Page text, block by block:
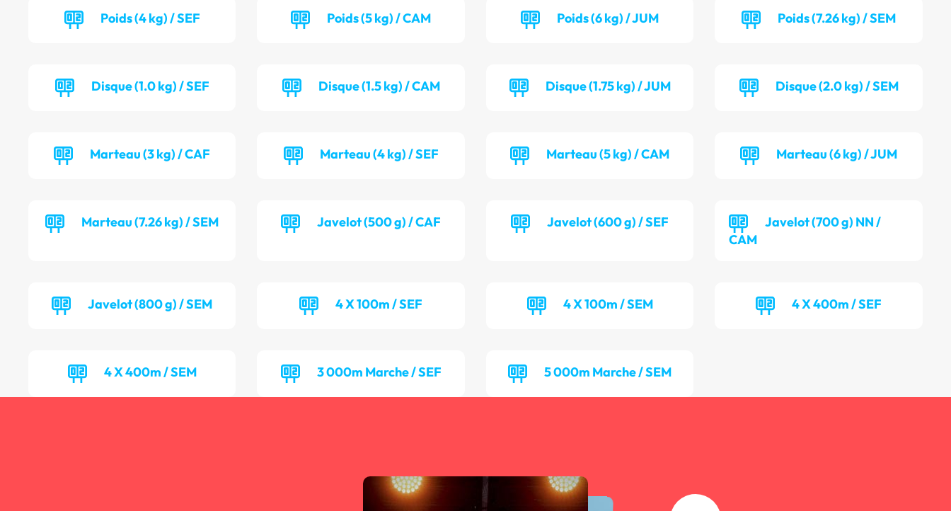
Poids (4 kg) / SEF Poids (5 kg) / CAM Poids (6 kg) / JUM Poids (7.26 kg) / SEM
Disque (1.0 kg) / SEF Disque (1.5 kg) / CAM Disque (1.75 kg) / JUM Disque (2.0 kg) / SEM
Marteau (3 kg) / CAF Marteau (4 kg) / SEF Marteau (5 kg) / CAM Marteau (6 kg) / JUM
Marteau (7.26 kg) / SEM Javelot (500 g) / CAF Javelot (600 g) / SEF
Javelot (700 g) NN /
CAM
Javelot (800 g) / SEM 4 X 100m / SEF 4 X 100m / SEM 4 X 400m / SEF
4 X 400m / SEM 3 000m Marche / SEF 5 000m Marche / SEM